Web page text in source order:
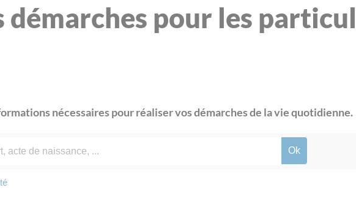
démarches pour les
nécessaires pour réaliser vos démarches de la vie quotidienne.